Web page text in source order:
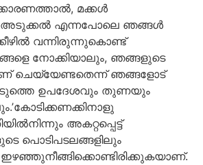
മക്കള്‍
അടുക്കല്‍ എന്നപോലെ ഞങ്ങള്‍
വന്നിരുന്നുകൊണ്ട്
നോക്കിയാലും, ഞങ്ങളുടെ
ചെയ്യേണ്ടതെന്ന് ഞങ്ങളോട്
ഉപദേശവും തുണയും
അകറ്റപ്പെട്ട്
പൊടിപടലങ്ങളിലും